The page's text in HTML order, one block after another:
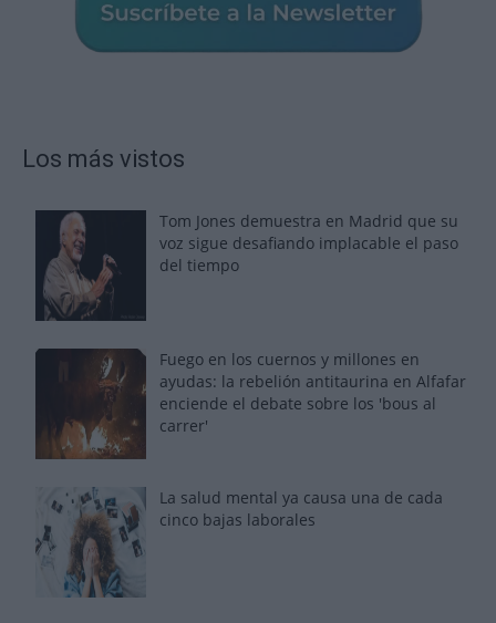
Los más vistos
Tom Jones demuestra en Madrid que su
voz sigue desafiando implacable el paso
del tiempo
Fuego en los cuernos y millones en
ayudas: la rebelión antitaurina en Alfafar
enciende el debate sobre los 'bous al
carrer'
La salud mental ya causa una de cada
cinco bajas laborales